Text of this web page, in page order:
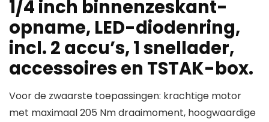
1/4 inch binnenzeskant-
opname, LED-diodenring,
incl. 2 accu’s, 1 snellader,
accessoires en TSTAK-box.
Voor de zwaarste toepassingen: krachtige motor
met maximaal 205 Nm draaimoment, hoogwaardige